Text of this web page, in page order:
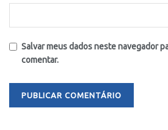
Salvar meus dados neste navegador
comentar.